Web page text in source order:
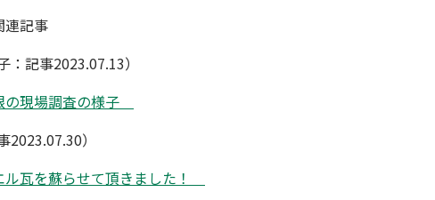
連記事
記事2023.07.13）
の現場調査の様子
）
瓦を蘇らせて頂きました！